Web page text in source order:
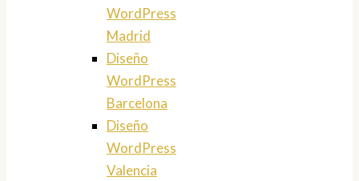
WordPress
Madrid
Diseño
WordPress
Barcelona
Diseño
WordPress
Valencia